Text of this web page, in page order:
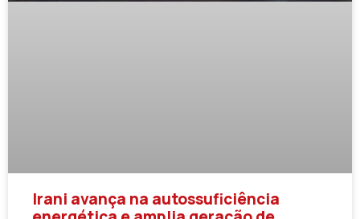
Irani avança na autossuficiência